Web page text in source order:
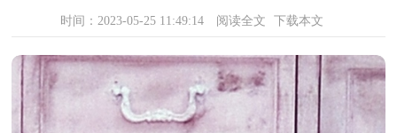
时间：2023-05-25 11:49:14 阅读全文 下载本文